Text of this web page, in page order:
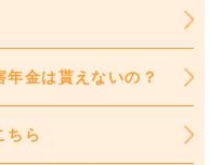
金は貰えないの？
ちら